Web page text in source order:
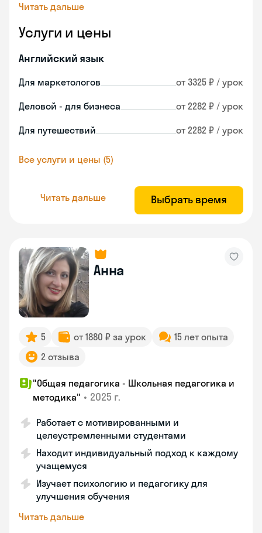
Читать дальше
Услуги и цены
Английский язык
Для маркетологов от 3325 ₽ / урок
Деловой - для бизнеса от 2282 ₽ / урок
Для путешествий от 2282 ₽ / урок
Все услуги и цены (5)
Читать дальше Выбрать время
Анна
5 от 1880 ₽ за урок
15 лет опыта
2 отзыва
"Общая педагогика - Школьная педагогика и
методика" • 2025 г.
Работает с мотивированными и
целеустремленными студентами
Находит индивидуальный подход к каждому
учащемуся
Изучает психологию и педагогику для
улучшения обучения
Читать дальше